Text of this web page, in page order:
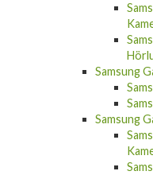
Samsung
Samsung